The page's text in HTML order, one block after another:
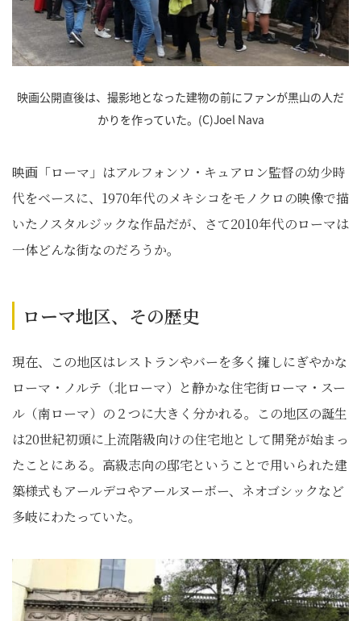
映画公開直後は、撮影地となった建物の前にファンが黒山の人だ
かりを作っていた。(C)Joel Nava
映画「ローマ」はアルフォンソ・キュアロン監督の幼少時
代をベースに、1970年代のメキシコをモノクロの映像で描
いたノスタルジックな作品だが、さて2010年代のローマは
一体どんな街なのだろうか。
ローマ地区、その歴史
現在、この地区はレストランやバーを多く擁しにぎやかな
ローマ・ノルテ（北ローマ）と静かな住宅街ローマ・スー
ル（南ローマ）の２つに大きく分かれる。この地区の誕生
は20世紀初頭に上流階級向けの住宅地として開発が始まっ
たことにある。高級志向の邸宅ということで用いられた建
築様式もアールデコやアールヌーボー、ネオゴシックなど
多岐にわたっていた。